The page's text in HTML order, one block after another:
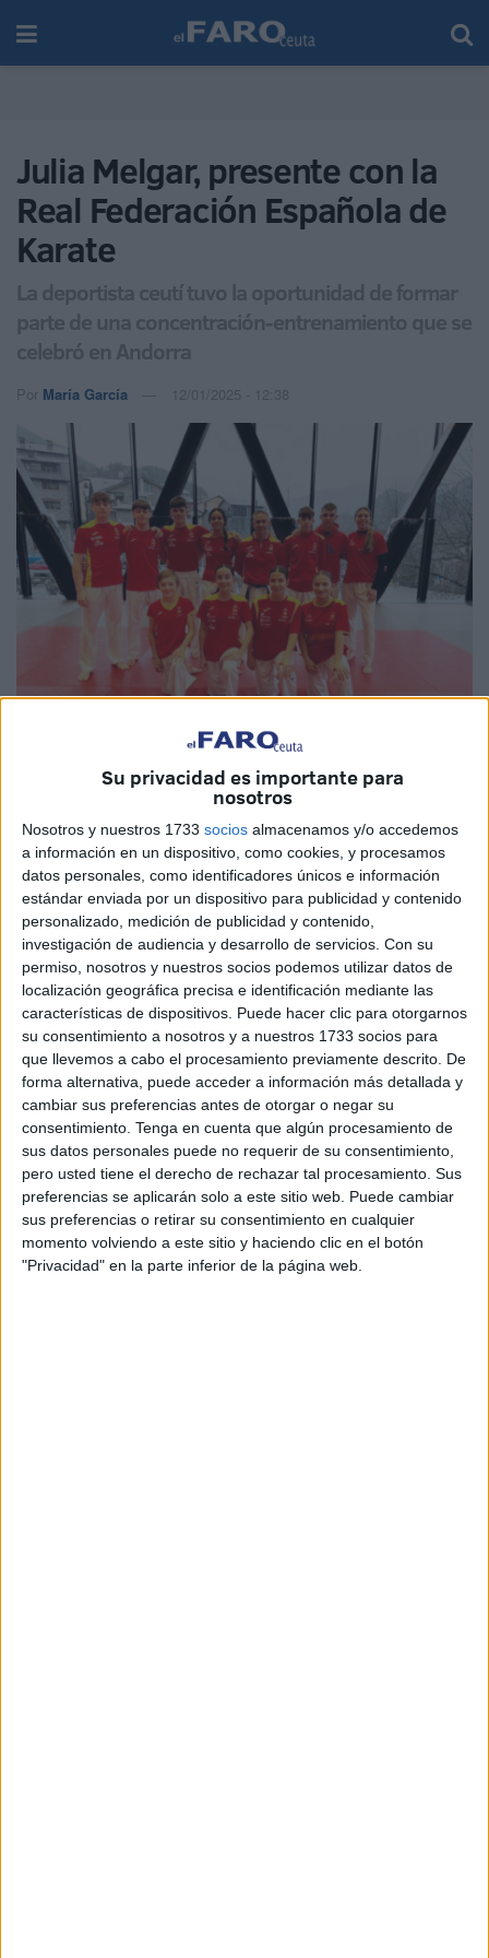
Su privacidad es importante para
nosotros
Nosotros y nuestros 1733 socios almacenamos y/o accedemos
a información en un dispositivo, como cookies, y procesamos
datos personales, como identificadores únicos e información
estándar enviada por un dispositivo para publicidad y contenido
personalizado, medición de publicidad y contenido,
investigación de audiencia y desarrollo de servicios. Con su
permiso, nosotros y nuestros socios podemos utilizar datos de
localización geográfica precisa e identificación mediante las
características de dispositivos. Puede hacer clic para otorgarnos
su consentimiento a nosotros y a nuestros 1733 socios para
que llevemos a cabo el procesamiento previamente descrito. De
forma alternativa, puede acceder a información más detallada y
cambiar sus preferencias antes de otorgar o negar su
consentimiento. Tenga en cuenta que algún procesamiento de
sus datos personales puede no requerir de su consentimiento,
pero usted tiene el derecho de rechazar tal procesamiento. Sus
preferencias se aplicarán solo a este sitio web. Puede cambiar
sus preferencias o retirar su consentimiento en cualquier
momento volviendo a este sitio y haciendo clic en el botón
"Privacidad" en la parte inferior de la página web.
Julia Melgar, presente con la
Real Federación Española de
Karate
La deportista ceutí tuvo la oportunidad de formar
parte de una concentración-entrenamiento que se
celebró en Andorra
Por María García 12/01/2025 - 12:38
El Club Sepai de Ceuta comenzaba el año con buenas
noticias, pues la deportista ceutí,Julia Melgar, era
convocada por la Real Federación Española de Karate
parauna concentración y entrenamiento que se
llevaría a cabo en Andorra
Así pues, en esta pasada semana, la ceutí ha estado
presente en dicha concentración-entrenamiento de la
RFEK en la que ha podido disfrutar de su pasión junto a
grandes profesionales del karate.
Una oportunidad que, para la entidad caballa, ha sido “un
orgullo enorme para nuestro karate, para nuestro deporte y
para toda Ceuta”, ya que es de gran importancia que
“nuestra deportista forme parte de la Selección Española,